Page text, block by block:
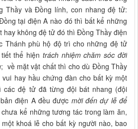
Thầy và Đồng lính, con nhang đệ tử:
tại điện A nào đó thì bất kể những
hay không đệ tử đó thì Đồng Thầy điện
Thánh phù hộ độ trì cho những đệ tử
thể hiện trách nhiệm chăm sóc đời
; về mặt vật chất thì cho dù Đồng Thầy
hay hầu chứng đàn cho bất kỳ một
các đệ tử đã từng đội bát nhang (đội
điện A đều được mời đến dự lễ để
kể những tương tác trong làm ăn,
khoá lễ cho bất kỳ người nào, bao